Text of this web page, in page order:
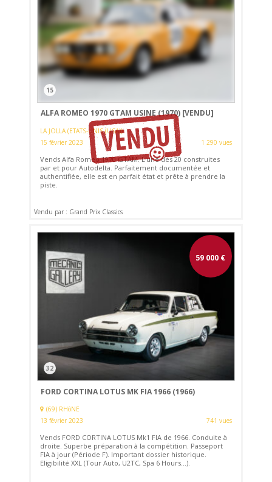
15
ALFA ROMEO 1970 GTAM USINE (1970) [VENDU]
LA JOLLA (ETATS-UNIS (USA))
15 février 2023
1 290 vues
Vends Alfa Romeo 1970 GTAM. L'une des 20 construites
par et pour Autodelta. Parfaitement documentée et
authentifiée, elle est en parfait état et prête à prendre la
piste.
Vendu par : Grand Prix Classics
59 000 €
32
FORD CORTINA LOTUS MK FIA 1966 (1966)
(69) RHôNE
13 février 2023
741 vues
Vends FORD CORTINA LOTUS Mk1 FIA de 1966. Conduite à
droite. Superbe préparation à la compétition. Passeport
FIA à jour (Période F). Important dossier historique.
Eligibilité XXL (Tour Auto, U2TC, Spa 6 Hours...).